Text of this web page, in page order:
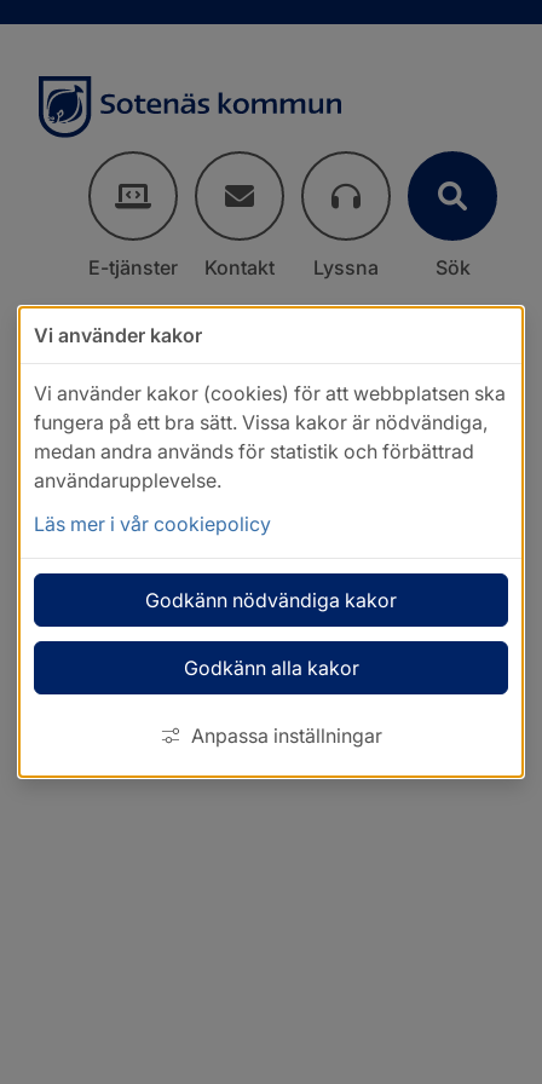
E-tjänster Kontakt Lyssna Sök
Vi använder kakor
Vi använder kakor (cookies) för att webbplatsen ska
fungera på ett bra sätt. Vissa kakor är nödvändiga,
medan andra används för statistik och förbättrad
användarupplevelse.
Läs mer i vår cookiepolicy
Godkänn nödvändiga kakor
Godkänn alla kakor
Anpassa inställningar